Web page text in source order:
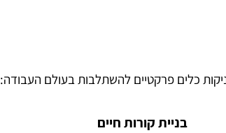
כלים פרקטיים להשתלבות בעולם העבודה:
בניית קורות חיים